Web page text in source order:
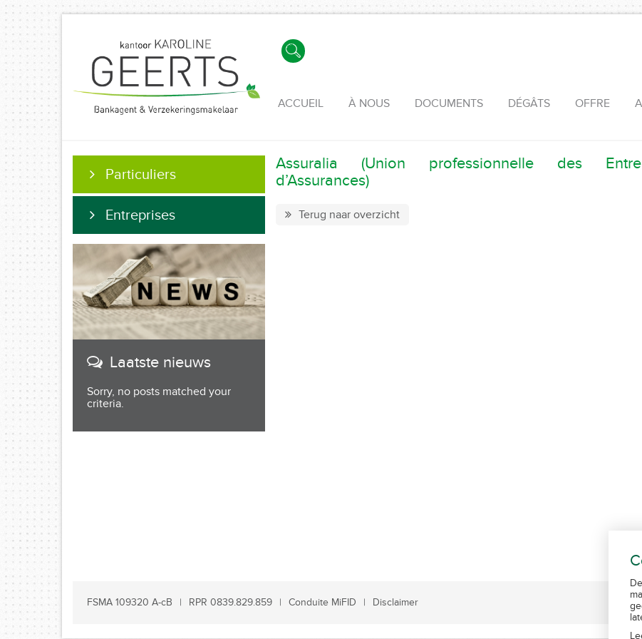
ACCUEIL À NOUS DOCUMENTS DÉGÂTS OFFRE
Assuralia (Union professionnelle des
d’Assurances)
Terug naar overzicht
Particuliers
Entreprises
Laatste nieuws
Sorry, no posts matched your
criteria.
FSMA 109320 A-cB RPR 0839.829.859 Conduite MiFID Disclaimer